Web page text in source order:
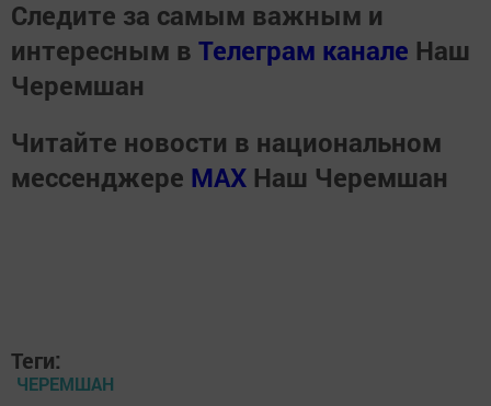
Следите за самым важным и
интересным в Телеграм канале Наш
Черемшан
Читайте новости в национальном
мессенджере MАХ Наш Черемшан
Теги:
ЧЕРЕМШАН